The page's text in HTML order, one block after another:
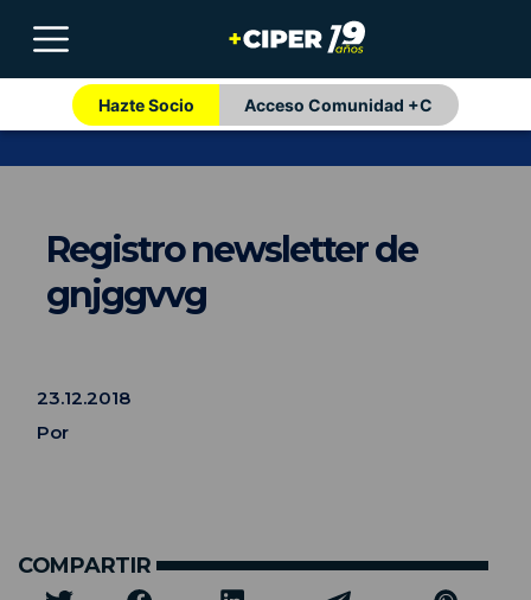
Hazte Socio Acceso Comunidad +C
Registro newsletter de
gnjggvvg
23.12.2018
Por
COMPARTIR